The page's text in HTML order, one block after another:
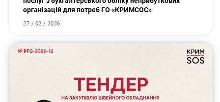
організацій для потреб ГО «КРИМСОС»
27 / 02 / 2026
Закупівлі